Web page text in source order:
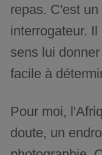
repas. C'est
interrogateur.
sens lui
facile à
Pour moi,
doute, un